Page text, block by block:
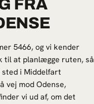
FRA
5466, og vi kender
til at planlægge ruten, så
i Middelfart
vej mod Odense,
vi ud af, om det